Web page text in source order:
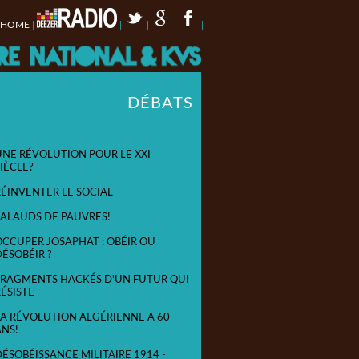
HOME
DÉBATS
RÉVOLUTION POUR LE XXI
LE SOCIAL
DE PAUVRES!
JOSAPHAT : OBÉIR OU
?
HACKÉS D'UN FUTUR QUI
RÉVOLUTION ALGÉRIENNE A 60
MILITAIRE 1914 -